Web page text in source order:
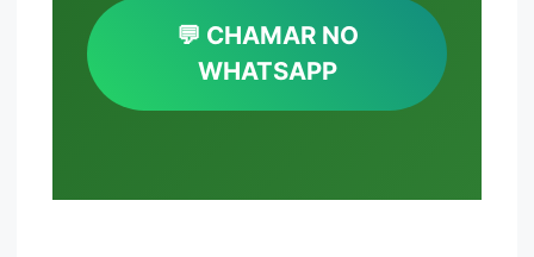
💬 CHAMAR NO
WHATSAPP